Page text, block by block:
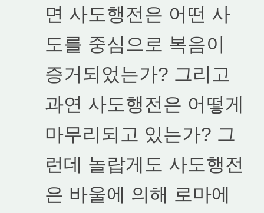
면 사도행전은 어떤 사
도를 중심으로 복음이
증거되었는가? 그리고
과연 사도행전은 어떻게
마무리되고 있는가? 그
런데 놀랍게도 사도행전
은 바울에 의해 로마에